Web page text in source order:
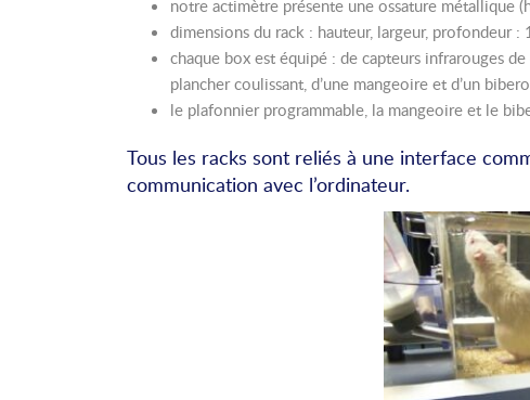
notre actimètre présente une ossature métallique
dimensions du rack : hauteur, largeur, profondeur :
chaque box est équipé : de capteurs infrarouges
plancher coulissant, d’une mangeoire et d’un
le plafonnier programmable, la mangeoire et le
Tous les racks sont reliés à une interface
communication avec l’ordinateur.